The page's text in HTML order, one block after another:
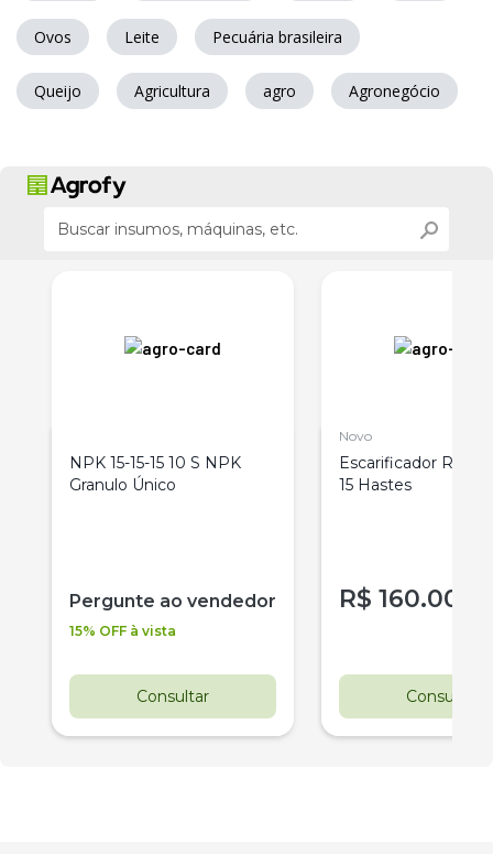
Ovos Leite Pecuária brasileira
Queijo Agricultura agro Agronegócio
NPK 15-15-15 10 S NPK
Granulo Único
Pergunte ao vendedor
15% OFF à vista
Consultar
Novo
Escarificador
15 Hastes
R$ 160.000
Consultar